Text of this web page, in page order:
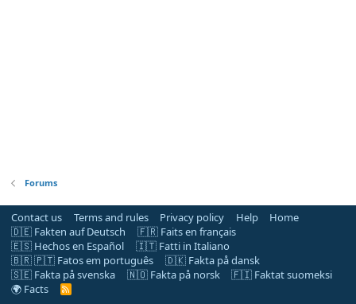
Forums
Contact us Terms and rules Privacy policy Help
Home
🇩🇪 Fakten auf Deutsch
🇫🇷 Faits en français
🇪🇸 Hechos en Español
🇮🇹 Fatti in Italiano
🇧🇷 🇵🇹 Fatos em português
🇩🇰 Fakta på dansk
🇸🇪 Fakta på svenska
🇳🇴 Fakta på norsk
🇫🇮 Faktat suomeksi
🌍 Facts
R